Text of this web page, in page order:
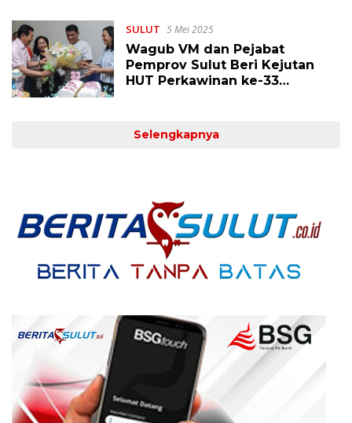
SULUT 5 Mei 2025
Wagub VM dan Pejabat
Pemprov Sulut Beri Kejutan
HUT Perkawinan ke-33
Selengkapnya